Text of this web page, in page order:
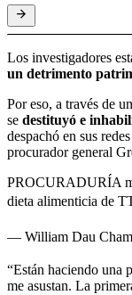
Los investigadores
un detrimento
Por eso, a través de
se destituyó e
despachó en sus
procurador general
PROCURADURÍA
dieta alimenticia de
— William Dau
“Están haciendo una
me asustan. La